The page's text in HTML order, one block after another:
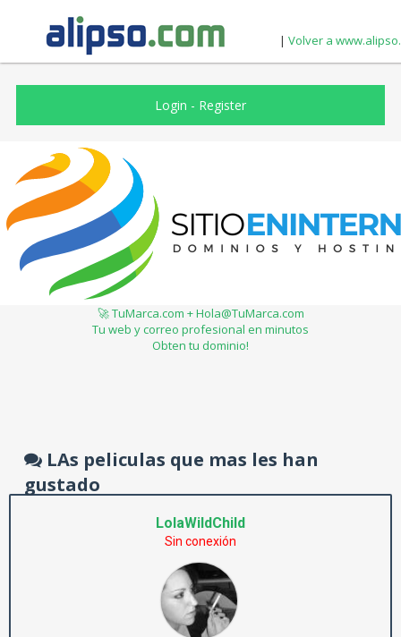
| Volver a
Login - Register
🚀 TuMarca.com + Hola@TuMarca.com
Tu web y correo profesional en minutos
Obten tu dominio!
LAs peliculas que mas les han
gustado
LolaWildChild
Sin conexión